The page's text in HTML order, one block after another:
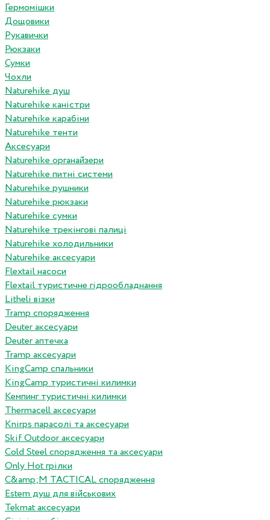
Гермомішки
Дощовики
Рукавички
Рюкзаки
Сумки
Чохли
Naturehike душ
Naturehike каністри
Naturehike карабіни
Naturehike тенти
Аксесуари
Naturehike органайзери
Naturehike питні системи
Naturehike рушники
Naturehike рюкзаки
Naturehike сумки
Naturehike трекінгові палиці
Naturehike холодильники
Naturehike аксесуари
Flextail насоси
Flextail туристичне гідрообладнання
Litheli візки
Tramp спорядження
Deuter аксесуари
Deuter аптечка
Tramp аксесуари
KingCamp спальники
KingCamp туристичні килимки
Кемпинг туристичні килимки
Thermacell аксесуари
Knirps парасолі та аксесуари
Skif Outdoor аксесуари
Cold Steel спорядження та аксесуари
Only Hot грілки
C&amp;M TACTICAL спорядження
Estem душ для військових
Tekmat аксесуари